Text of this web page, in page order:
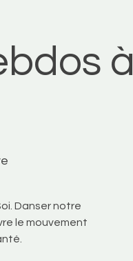
à
Danser notre
le mouvement